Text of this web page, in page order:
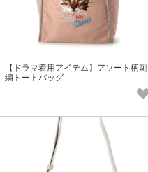
【ドラマ着用アイテム】アソート柄刺
繍トートバッグ